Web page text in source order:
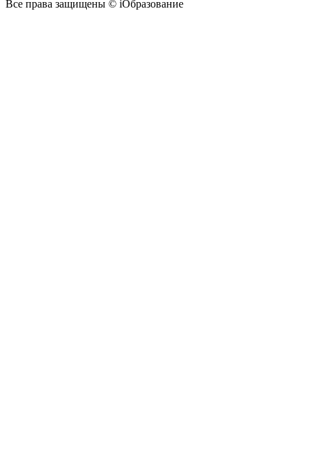
Все права защищены © iОбразование